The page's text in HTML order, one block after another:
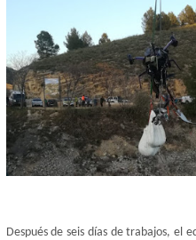
Después de seis días de trabajos, el